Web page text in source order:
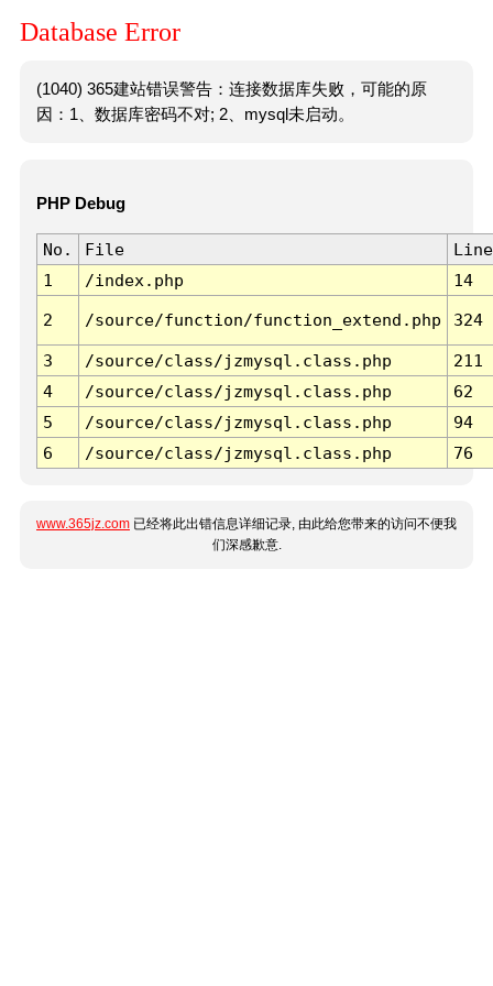
Database Error
(1040) 365建站错误警告：连接数据库失败，可能的原
因：1、数据库密码不对; 2、mysql未启动。
PHP Debug
No. File
Line
1
/index.php 14
2 /source/function/function_extend.php 324
3 /source/class/jzmysql.class.php
211
4
/source/class/jzmysql.class.php
62
5
/source/class/jzmysql.class.php
94
6
/source/class/jzmysql.class.php 76
www.365jz.com 已经将此出错信息详细记录, 由此给您带来的访问不便我
们深感歉意.